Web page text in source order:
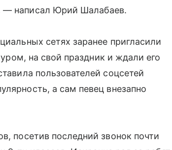
— написал Юрий Шалабаев.
сетях заранее пригласили
на свой праздник и ждали его
пользователей соцсетей
а сам певец внезапно
посетив последний звонок почти